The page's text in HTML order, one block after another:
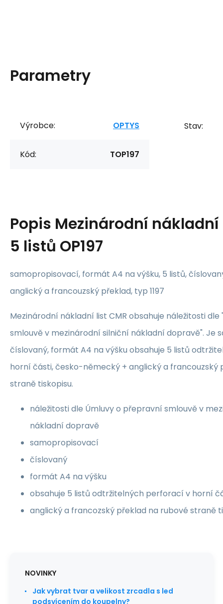
Parametry
Výrobce: OPTYS
Kód: TOP197
Stav:
Popis Mezinárodní nákladní
5 listů OP197
samopropisovací, formát A4 na výšku, 5 listů,
anglický a francouzský překlad, typ 1197
Mezinárodní nákladní list CMR obsahuje náležitosti
smlouvě v mezinárodní silniční nákladní dopravě". Je
číslovaný, formát A4 na výšku obsahuje 5 listů
horní části, česko-německý + anglický a francouzský
straně tiskopisu.
náležitosti dle Úmluvy o přepravní smlouvě v
nákladní dopravě
samopropisovací
číslovaný
formát A4 na výšku
obsahuje 5 listů odtržitelných perforací v horní
anglický a francozský překlad na rubové straně
NOVINKY
Jak vybrat tvar a velikost zrcadla s led
podsvícením do koupelny?